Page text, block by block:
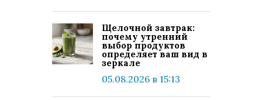
Щелочной завтрак:
почему утренний
выбор продуктов
определяет ваш вид в
зеркале
05.08.2026 в 15:13